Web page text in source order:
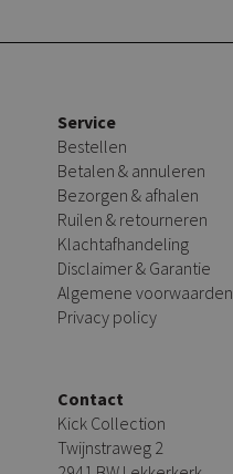
Service
Bestellen
Betalen & annuleren
Bezorgen & afhalen
Ruilen & retourneren
Klachtafhandeling
Disclaimer & Garantie
Algemene voorwaarden
Privacy policy
Contact
Kick Collection
Twijnstraweg 2